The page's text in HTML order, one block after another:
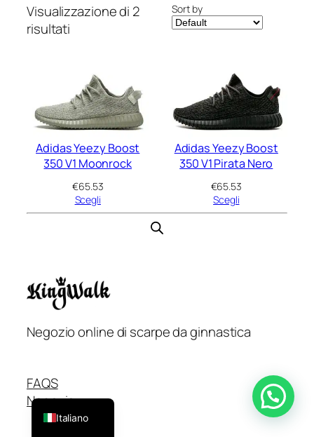
Visualizzazione di 2
risultati
Sort by
Adidas Yeezy Boost
350 V1 Moonrock
€65.53
Scegli
Adidas Yeezy Boost
350 V1 Pirata Nero
€65.53
Scegli
Negozio online di scarpe da ginnastica
FAQS
Negozio
Italiano
Español